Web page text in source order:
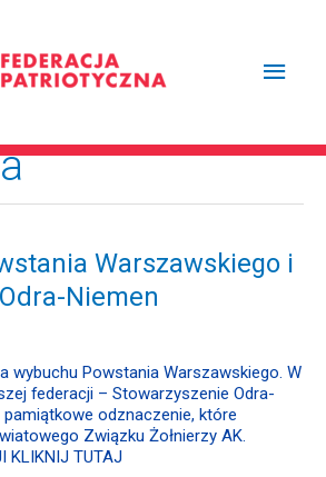
narzędzi
Warszawskiego i
Niemen
wybuchu Powstania Warszawskiego. W
federacji – Stowarzyszenie Odra-
odznaczenie, które
Związku Żołnierzy AK.
KLIKNIJ TUTAJ